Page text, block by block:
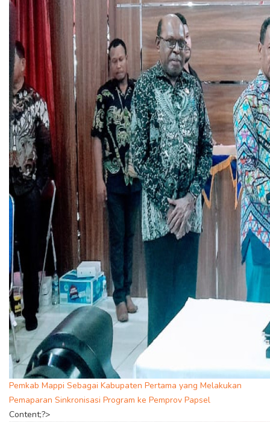
Pemkab Mappi Sebagai Kabupaten Pertama yang Melakukan
Pemaparan Sinkronisasi Program ke Pemprov Papsel
Content;?>